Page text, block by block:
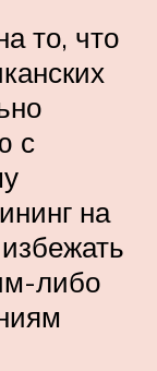
то, что
с
на
либо